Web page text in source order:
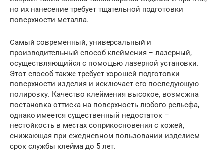
но их нанесение требует тщательной подготовки
поверхности металла.
Самый современный, универсальный и
производительный способ клеймения – лазерный,
осуществляющийся с помощью лазерной установки.
Этот способ также требует хорошей подготовки
поверхности изделия и исключает его последующую
полировку. Качество клеймения высокое, возможна
постановка оттиска на поверхность любого рельефа,
однако имеется существенный недостаток –
нестойкость в местах соприкосновения с кожей,
снижающая при ежедневном пользовании изделием
срок службы клейма до 5 лет.